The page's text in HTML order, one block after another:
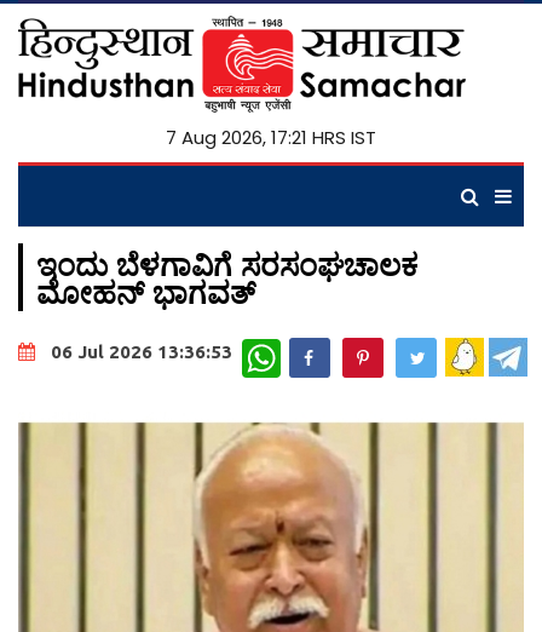
7 Aug 2026, 17:21 HRS IST
ಇಂದು ಬೆಳಗಾವಿಗೆ ಸರಸಂಘಚಾಲಕ
ಮೋಹನ್ ಭಾಗವತ್
06 Jul 2026 13:36:53 WhatsApp